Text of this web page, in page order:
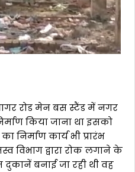
रोड मेन बस स्टैंड में नगर
किया जाना था इसको
निर्माण कार्य भी प्रारंभ
विभाग द्वारा रोक लगाने के
बनाई जा रही थी वह